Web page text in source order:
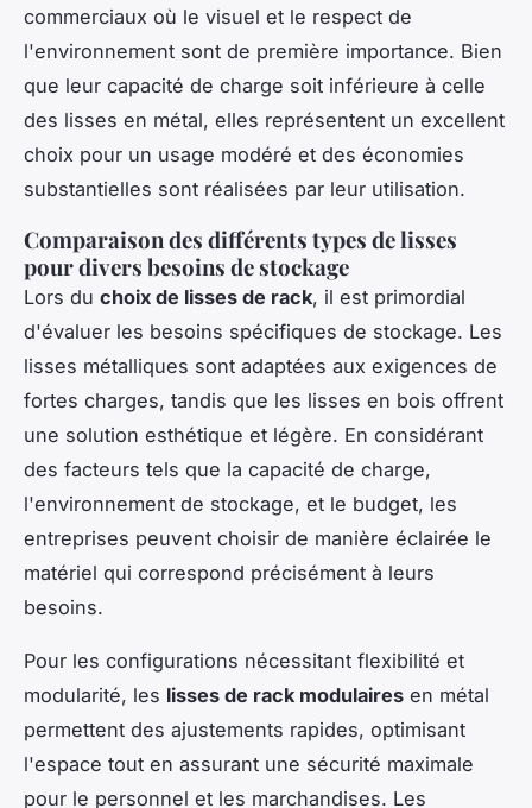
commerciaux où le visuel et le respect de
l'environnement sont de première importance. Bien
que leur capacité de charge soit inférieure à celle
des lisses en métal, elles représentent un excellent
choix pour un usage modéré et des économies
substantielles sont réalisées par leur utilisation.
Comparaison des différents types de lisses
pour divers besoins de stockage
Lors du choix de lisses de rack, il est primordial
d'évaluer les besoins spécifiques de stockage. Les
lisses métalliques sont adaptées aux exigences de
fortes charges, tandis que les lisses en bois offrent
une solution esthétique et légère. En considérant
des facteurs tels que la capacité de charge,
l'environnement de stockage, et le budget, les
entreprises peuvent choisir de manière éclairée le
matériel qui correspond précisément à leurs
besoins.
Pour les configurations nécessitant flexibilité et
modularité, les lisses de rack modulaires en métal
permettent des ajustements rapides, optimisant
l'espace tout en assurant une sécurité maximale
pour le personnel et les marchandises. Les